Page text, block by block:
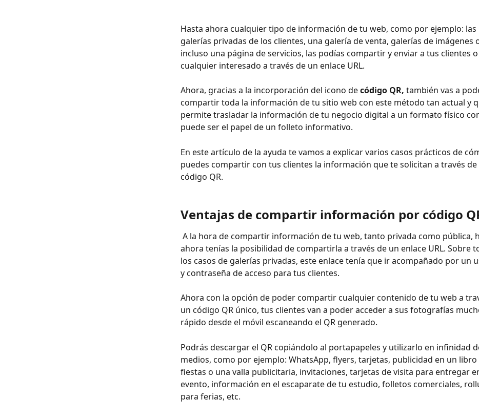
Hasta ahora cualquier tipo de información de tu web, como por ejemplo: las
galerías privadas de los clientes, una galería de venta, galerías de imágenes
incluso una página de servicios, las podías compartir y enviar a tus clientes o
cualquier interesado a través de un enlace URL.
Ahora, gracias a la incorporación del icono de código QR, también vas a
compartir toda la información de tu sitio web con este método tan actual y
permite trasladar la información de tu negocio digital a un formato físico
puede ser el papel de un folleto informativo.
En este artículo de la ayuda te vamos a explicar varios casos prácticos de
puedes compartir con tus clientes la información que te solicitan a través de
código QR.
Ventajas de compartir información por código
ahora tenías la posibilidad de compartirla a través de un enlace URL. Sobre
los casos de galerías privadas, este enlace tenía que ir acompañado por un
y contraseña de acceso para tus clientes.
Ahora con la opción de poder compartir cualquier contenido de tu web a
un código QR único, tus clientes van a poder acceder a sus fotografías
rápido desde el móvil escaneando el QR generado.
Podrás descargar el QR copiándolo al portapapeles y utilizarlo en infinidad
medios, como por ejemplo: WhatsApp, flyers, tarjetas, publicidad en un libro
fiestas o una valla publicitaria, invitaciones, tarjetas de visita para entregar
evento, información en el escaparate de tu estudio, folletos comerciales,
para ferias, etc.